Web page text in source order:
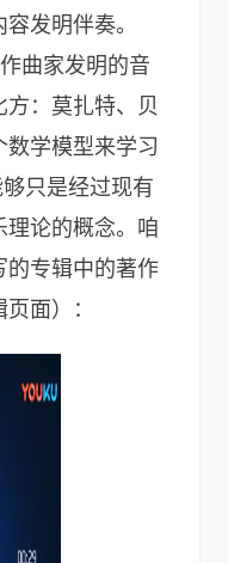
发明伴奏。
曲家发明的音
：莫扎特、贝
学模型来学习
只是经过现有
理论的概念。咱
的专辑中的著作
面）：